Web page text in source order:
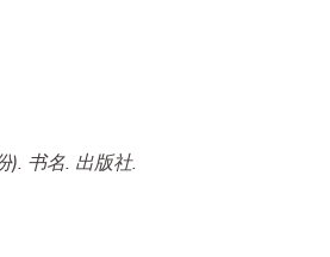
). 书名. 出版社.